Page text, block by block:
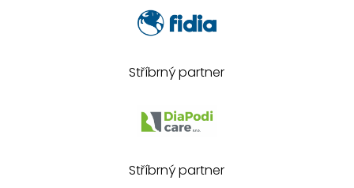
Stříbrný partner
Stříbrný partner